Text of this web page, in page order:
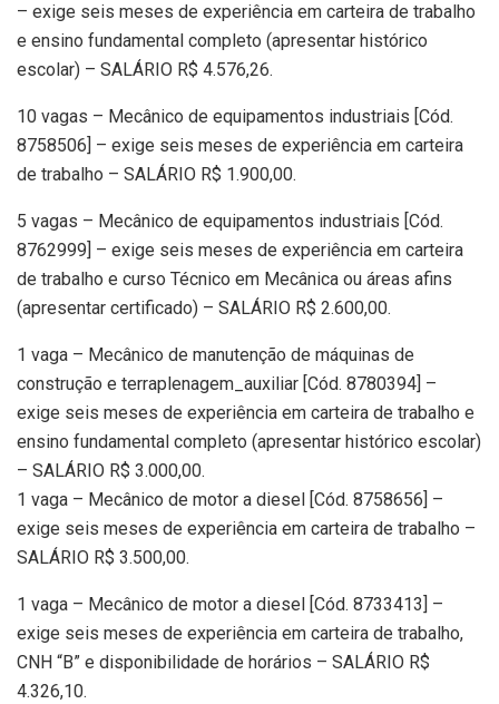
– exige seis meses de experiência em carteira de trabalho
e ensino fundamental completo (apresentar histórico
escolar) – SALÁRIO R$ 4.576,26.
10 vagas – Mecânico de equipamentos industriais [Cód.
8758506] – exige seis meses de experiência em carteira
de trabalho – SALÁRIO R$ 1.900,00.
5 vagas – Mecânico de equipamentos industriais [Cód.
8762999] – exige seis meses de experiência em carteira
de trabalho e curso Técnico em Mecânica ou áreas afins
(apresentar certificado) – SALÁRIO R$ 2.600,00.
1 vaga – Mecânico de manutenção de máquinas de
construção e terraplenagem_auxiliar [Cód. 8780394] –
exige seis meses de experiência em carteira de trabalho e
ensino fundamental completo (apresentar histórico escolar)
– SALÁRIO R$ 3.000,00.
1 vaga – Mecânico de motor a diesel [Cód. 8758656] –
exige seis meses de experiência em carteira de trabalho –
SALÁRIO R$ 3.500,00.
1 vaga – Mecânico de motor a diesel [Cód. 8733413] –
exige seis meses de experiência em carteira de trabalho,
CNH “B” e disponibilidade de horários – SALÁRIO R$
4.326,10.